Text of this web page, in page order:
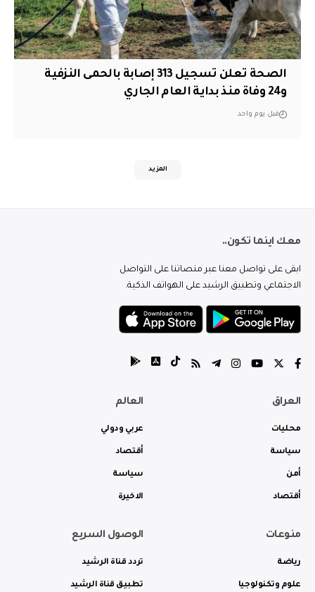
الصحة تعلن تسجيل 313 إصابة بالحمى النزفية
و24 وفاة منذ بداية العام الجاري
قبل يوم واحد
المزيد
معك اينما تكون..
ابقى على تواصل معنا عبر منصاتنا على التواصل
الاجتماعي وتطبيق الرشيد على الهواتف الذكية.
العراق
محليات
سياسة
أمن
أقتصاد
العالم
عربي ودولي
أقتصاد
سياسة
الاخيرة
منوعات
رياضة
علوم وتكنولوجيا
الوصول السريع
تردد قناة الرشيد
تطبيق قناة الرشيد